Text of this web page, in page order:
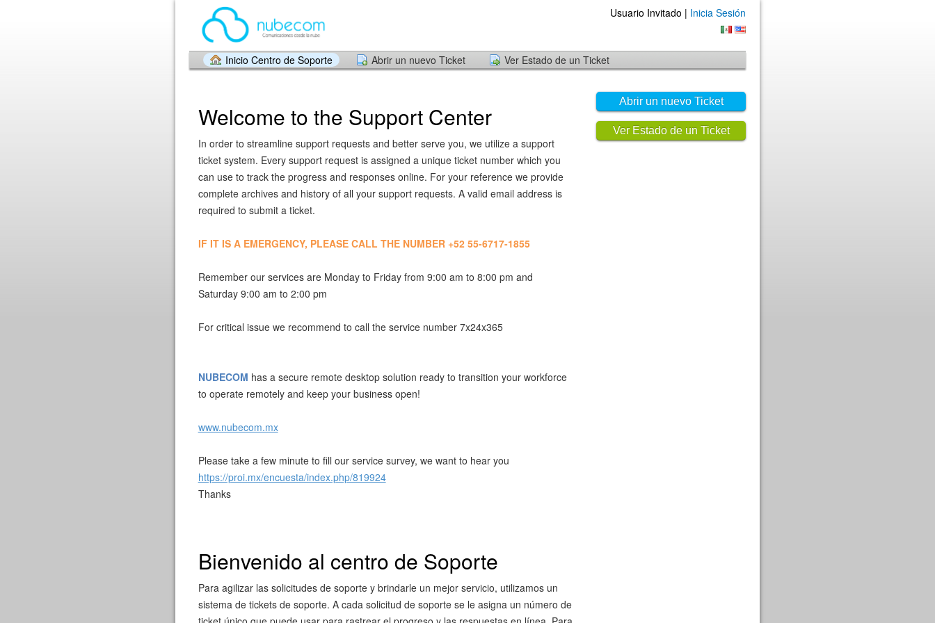
Usuario Invitado | Inicia Sesión
Inicio Centro de Soporte Abrir un nuevo Ticket Ver Estado de un Ticket
Abrir un nuevo Ticket
Ver Estado de un Ticket
Welcome to the Support Center
In order to streamline support requests and better serve you, we utilize a support
ticket system. Every support request is assigned a unique ticket number which you
can use to track the progress and responses online. For your reference we provide
complete archives and history of all your support requests. A valid email address is
required to submit a ticket.
IF IT IS A EMERGENCY, PLEASE CALL THE NUMBER +52 55-6717-1855
Remember our services are Monday to Friday from 9:00 am to 8:00 pm and
Saturday 9:00 am to 2:00 pm
For critical issue we recommend to call the service number 7x24x365
NUBECOM has a secure remote desktop solution ready to transition your workforce
to operate remotely and keep your business open!
www.nubecom.mx
Please take a few minute to fill our service survey, we want to hear you
https://proi.mx/encuesta/index.php/819924
Thanks
Bienvenido al centro de Soporte
Para agilizar las solicitudes de soporte y brindarle un mejor servicio, utilizamos un
sistema de tickets de soporte. A cada solicitud de soporte se le asigna un número de